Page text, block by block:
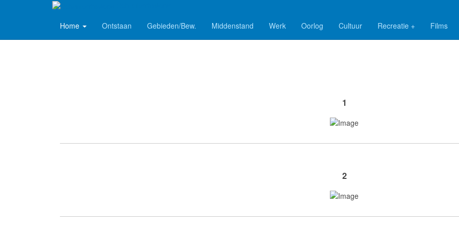
Home
Ontstaan Gebieden/Bew. Middenstand Werk Oorlog Cultuur Recreatie + Films
Verzetsstrijders: Harm Nanno Nanninga en Luppo Stek
1
2